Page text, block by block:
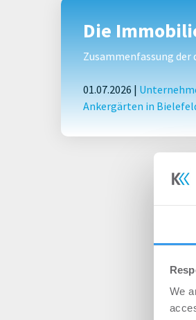
We
Die
Zusammenfassung
01.07.2026 |
Ankergärten in